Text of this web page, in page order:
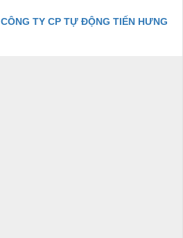
CÔNG TY CP TỰ ĐỘNG TIẾN HƯNG